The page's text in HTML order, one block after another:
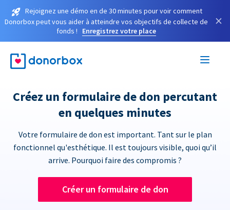
Rejoignez une démo en de 30 minutes pour voir comment
Donorbox peut vous aider à atteindre vos objectifs de collecte de
fonds !
Enregistrez votre place
×
Créez un formulaire de don percutant
en quelques minutes
Votre formulaire de don est important. Tant sur le plan
fonctionnel qu'esthétique. Il est toujours visible, quoi qu’il
arrive. Pourquoi faire des compromis ?
Créer un formulaire de don